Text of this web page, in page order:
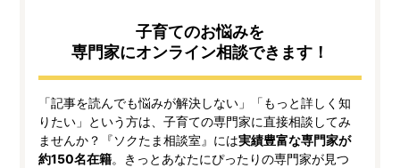
子育てのお悩みを
専門家にオンライン相談できます！
「記事を読んでも悩みが解決しない」「もっと詳しく知
りたい」という方は、子育ての専門家に直接相談してみ
ませんか？『ソクたま相談室』には実績豊富な専門家が
約150名在籍。きっとあなたにぴったりの専門家が見つ